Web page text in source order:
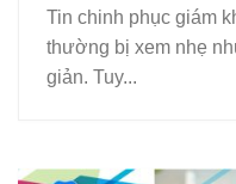
Tin chinh phục giám
thường bị xem nhẹ
giản. Tuy...